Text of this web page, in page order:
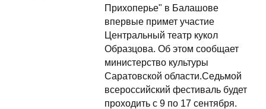
Прихоперье" в Балашове
впервые примет участие
Центральный театр кукол
Образцова. Об этом сообщает
министерство культуры
Саратовской области.Седьмой
всероссийский фестиваль будет
проходить с 9 по 17 сентября.